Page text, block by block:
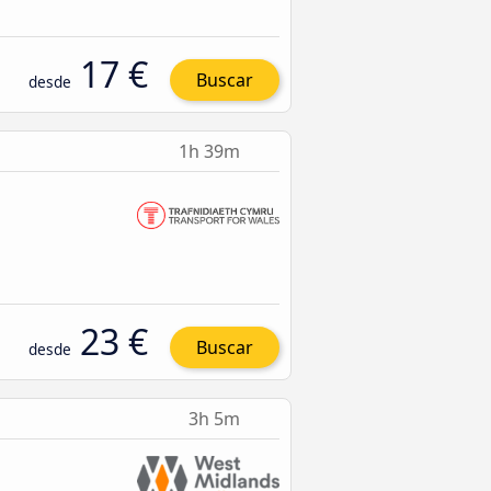
desde 17 € Buscar
1h 39m
desde 23 € Buscar
3h 5m